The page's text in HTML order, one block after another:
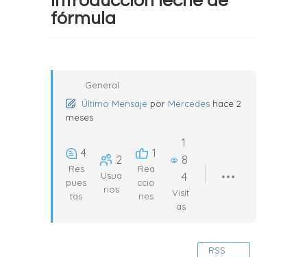
fórmula
General
Último Mensaje por Mercedes hace 2
meses
4
Res
pues
tas
2
Usua
rios
1
Rea
ccio
nes
1
8
4
Visit
as
RSS